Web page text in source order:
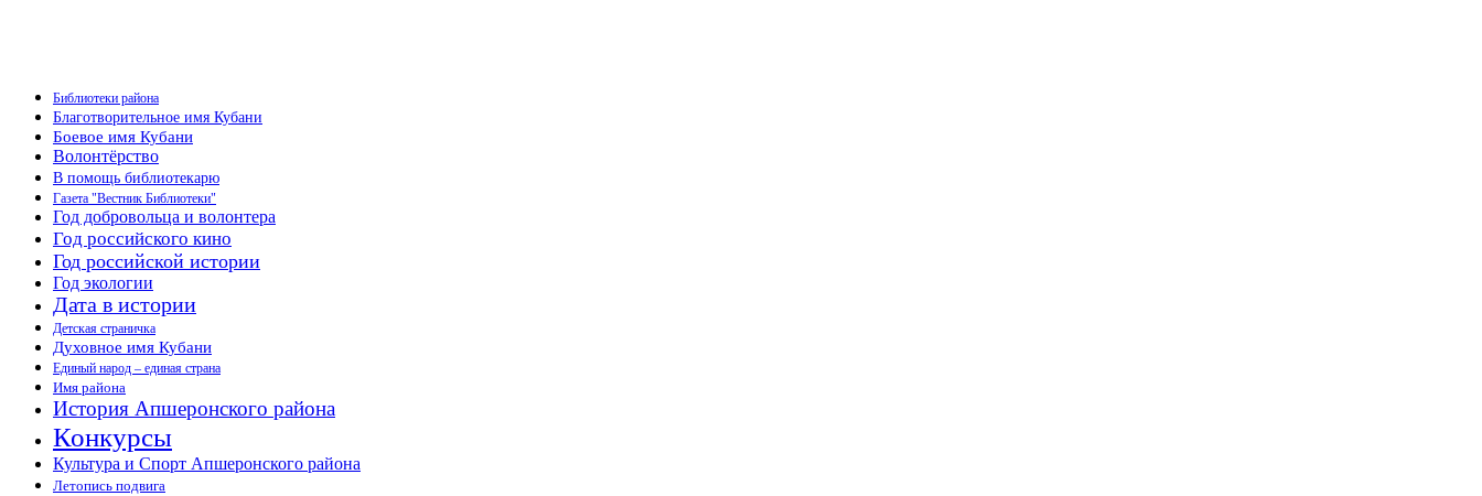
Библиотеки района
Благотворительное имя Кубани
Боевое имя Кубани
Волонтёрство
В помощь библиотекарю
Газета "Вестник Библиотеки"
Год добровольца и волонтера
Год российского кино
Год российской истории
Год экологии
Дата в истории
Детская страничка
Духовное имя Кубани
Единый народ – единая страна
Имя района
История Апшеронского района
Конкурсы
Культура и Спорт Апшеронского района
Летопись подвига